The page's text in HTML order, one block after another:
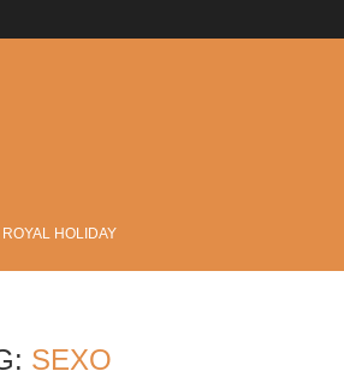
HOLIDAY
SEXO